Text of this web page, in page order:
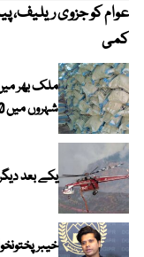
عوام کو جزوی ریلیف،
کمی
ملک بھر
شہروں میں 20 کلو تھیلا 100 روپے تک مہنگا
یکے بعد دیگرے 2 ہیلی کاپٹر گر کر
خیبر